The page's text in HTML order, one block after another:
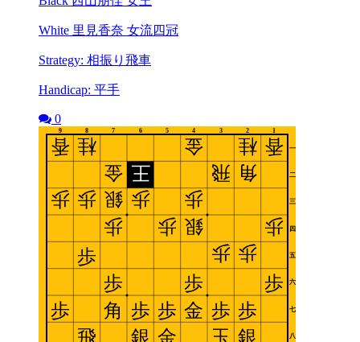
White 里見香奈 女流四冠
Strategy: 相振り飛車
Handicap: 平手
0